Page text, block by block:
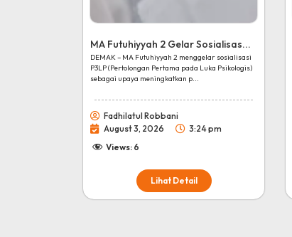
MA Futuhiyyah 2 Gelar Sosialisas...
DEMAK – MA Futuhiyyah 2 menggelar sosialisasi
P3LP (Pertolongan Pertama pada Luka Psikologis)
sebagai upaya meningkatkan p...
Fadhilatul Robbani
August 3, 2026
3:24 pm
Views: 6
Lihat Detail